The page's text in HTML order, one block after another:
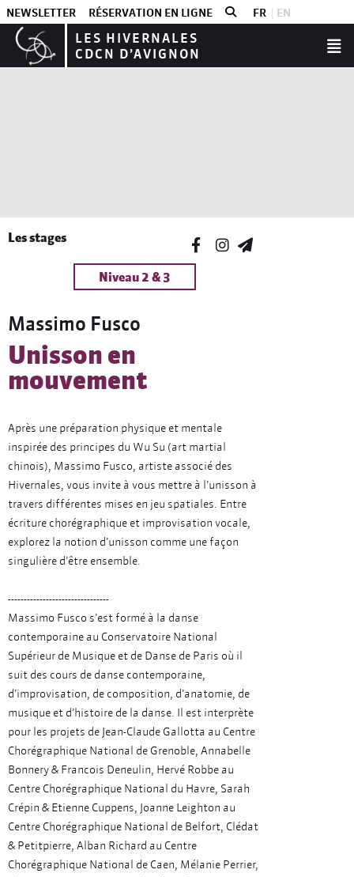
NEWSLETTER RÉSERVATION EN LIGNE FR EN
LES HIVERNALES
CDCN D’AVIGNON
Les stages
Niveau 2 & 3
Massimo Fusco
Unisson en
mouvement
Après une préparation physique et mentale
inspirée des principes du Wu Su (art martial
chinois), Massimo Fusco, artiste associé des
Hivernales, vous invite à vous mettre à l’unisson à
travers différentes mises en jeu spatiales. Entre
écriture chorégraphique et improvisation vocale,
explorez la notion d’unisson comme une façon
singulière d’être ensemble.
--------------------------------
Massimo Fusco s’est formé à la danse
contemporaine au Conservatoire National
Supérieur de Musique et de Danse de Paris où il
suit des cours de danse contemporaine,
d’improvisation, de composition, d’anatomie, de
musique et d’histoire de la danse. Il est interprète
pour les projets de Jean-Claude Gallotta au Centre
Chorégraphique National de Grenoble, Annabelle
Bonnery & Francois Deneulin, Hervé Robbe au
Centre Chorégraphique National du Havre, Sarah
Crépin & Etienne Cuppens, Joanne Leighton au
Centre Chorégraphique National de Belfort, Clédat
& Petitpierre, Alban Richard au Centre
Chorégraphique National de Caen, Mélanie Perrier,